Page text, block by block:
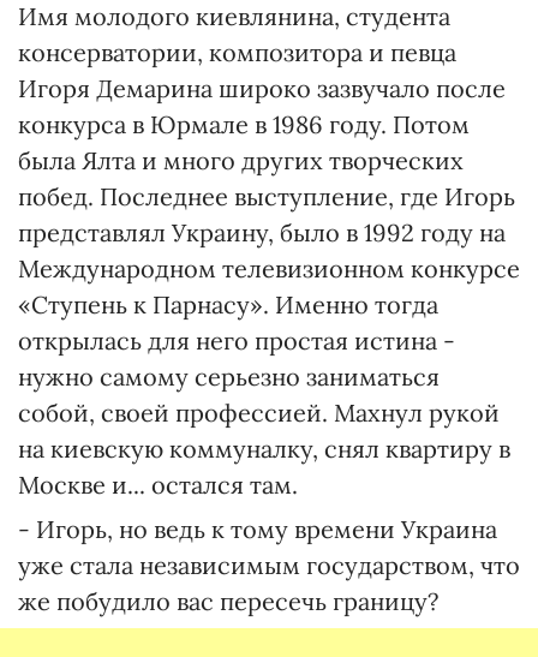
Имя молодого киевлянина, студента
консерватории, композитора и певца
Игоря Демарина широко зазвучало после
конкурса в Юрмале в 1986 году. Потом
была Ялта и много других творческих
побед. Последнее выступление, где Игорь
представлял Украину, было в 1992 году на
Международном телевизионном конкурсе
«Ступень к Парнасу». Именно тогда
открылась для него простая истина -
нужно самому серьезно заниматься
собой, своей профессией. Махнул рукой
на киевскую коммуналку, снял квартиру в
Москве и... остался там.
- Игорь, но ведь к тому времени Украина
уже стала независимым государством, что
же побудило вас пересечь границу?